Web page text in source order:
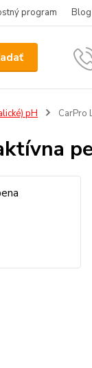
program Blog
pH CarPro